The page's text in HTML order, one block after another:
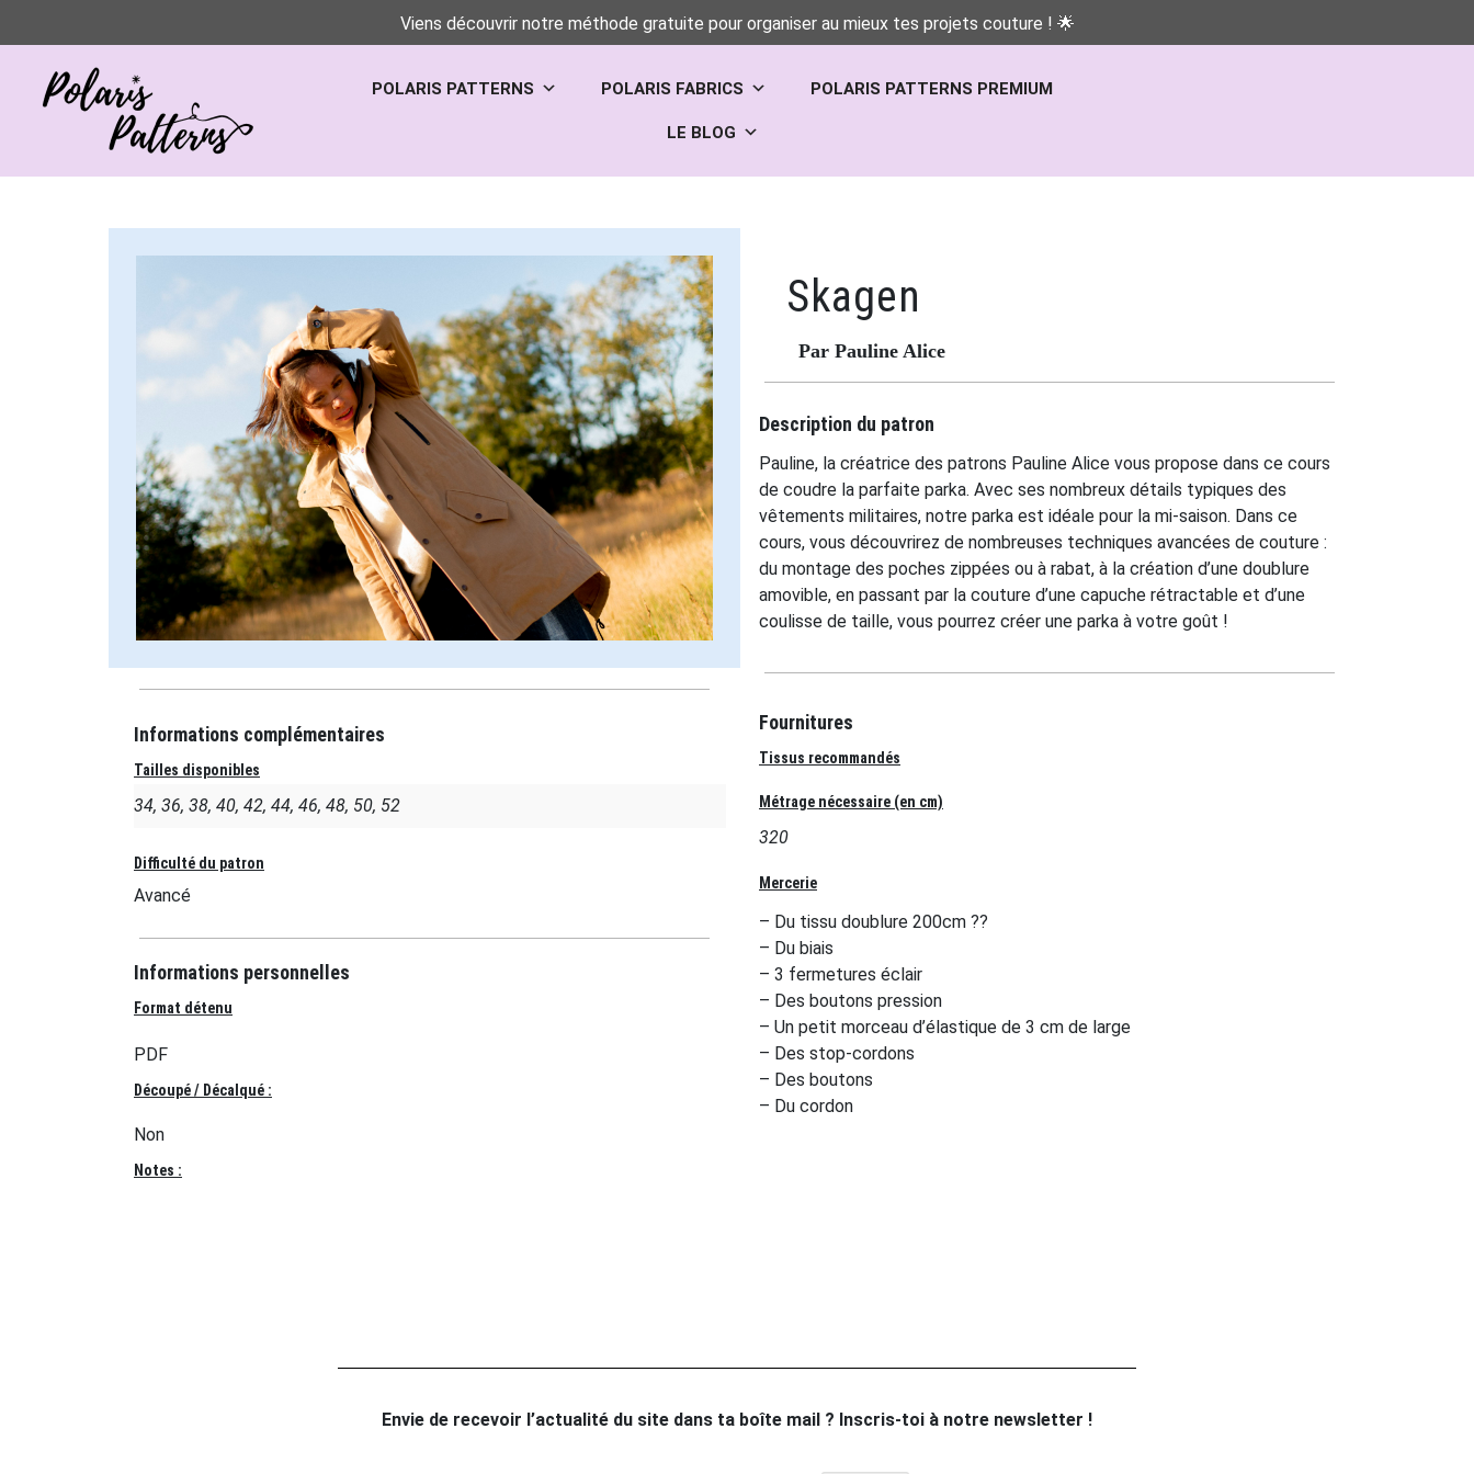
Viens découvrir notre méthode gratuite pour organiser au mieux tes projets couture ! 🌟
POLARIS PATTERNS POLARIS FABRICS POLARIS PATTERNS PREMIUM
LE BLOG
Informations complémentaires
Tailles disponibles
34, 36, 38, 40, 42, 44, 46, 48, 50, 52
Difficulté du patron
Avancé
Informations personnelles
Format détenu
PDF
Découpé / Décalqué :
Non
Notes :
Skagen
Par Pauline Alice
Description du patron
Pauline, la créatrice des patrons Pauline Alice vous propose dans ce cours
de coudre la parfaite parka. Avec ses nombreux détails typiques des
vêtements militaires, notre parka est idéale pour la mi-saison. Dans ce
cours, vous découvrirez de nombreuses techniques avancées de couture :
du montage des poches zippées ou à rabat, à la création d’une doublure
amovible, en passant par la couture d’une capuche rétractable et d’une
coulisse de taille, vous pourrez créer une parka à votre goût !
Fournitures
Tissus recommandés
Métrage nécessaire (en cm)
320
Mercerie
– Du tissu doublure 200cm ??
– Du biais
– 3 fermetures éclair
– Des boutons pression
– Un petit morceau d’élastique de 3 cm de large
– Des stop-cordons
– Des boutons
– Du cordon
Envie de recevoir l’actualité du site dans ta boîte mail ? Inscris-toi à notre newsletter !